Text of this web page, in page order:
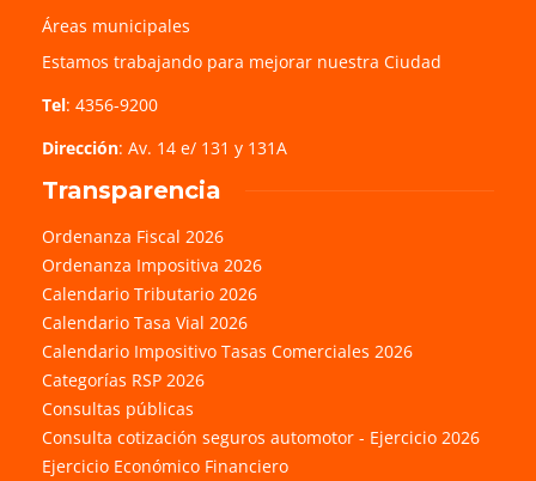
Áreas municipales
Estamos trabajando para mejorar nuestra Ciudad
Tel: 4356-9200
Dirección: Av. 14 e/ 131 y 131A
Transparencia
Ordenanza Fiscal 2026
Ordenanza Impositiva 2026
Calendario Tributario 2026
Calendario Tasa Vial 2026
Calendario Impositivo Tasas Comerciales 2026
Categorías RSP 2026
Consultas públicas
Consulta cotización seguros automotor - Ejercicio 2026
Ejercicio Económico Financiero